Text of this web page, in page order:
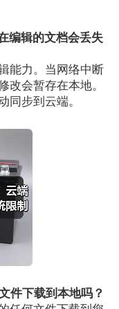
编辑的文档会丢失
能力。当网络中断
改会暂存在本地。
同步到云端。
件下载到本地吗？